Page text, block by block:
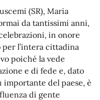
(SR), Maria
da tantissimi anni,
in onore
per l’intera cittadina
poiché la vede
e di fede e, dato
del paese, è
di gente